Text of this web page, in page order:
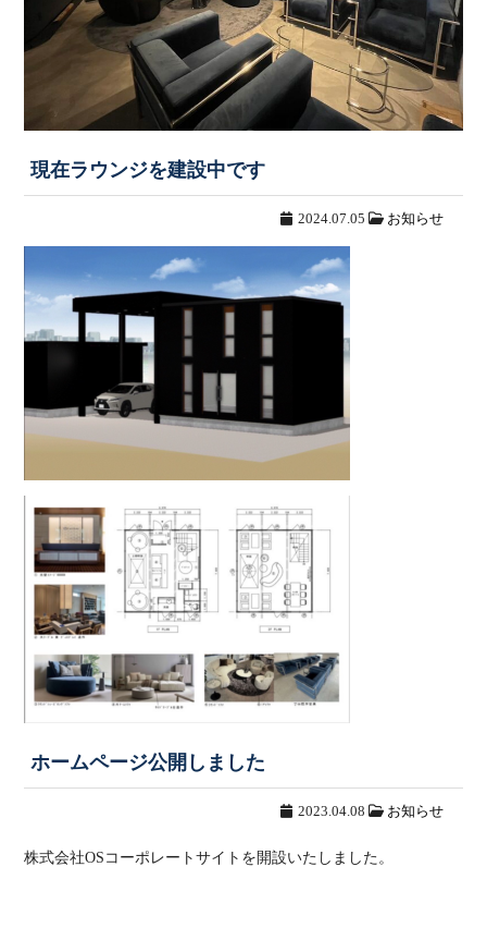
現在ラウンジを建設中です
2024.07.05 お知らせ
ホームページ公開しました
2023.04.08 お知らせ
株式会社OSコーポレートサイトを開設いたしました。